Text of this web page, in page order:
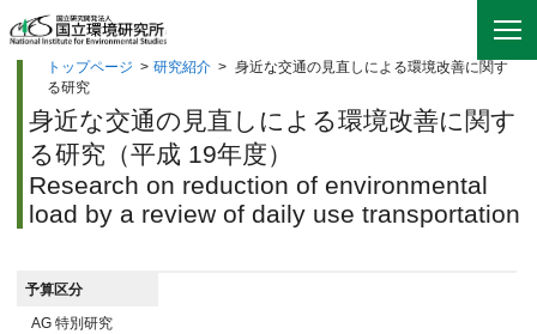
トップページ > 研究紹介 > 身近な交通の見直しによる環境改善に関す
る研究
身近な交通の見直しによる環境改善に関す
る研究（平成 19年度）
Research on reduction of environmental
load by a review of daily use transportation
予算区分
AG 特別研究